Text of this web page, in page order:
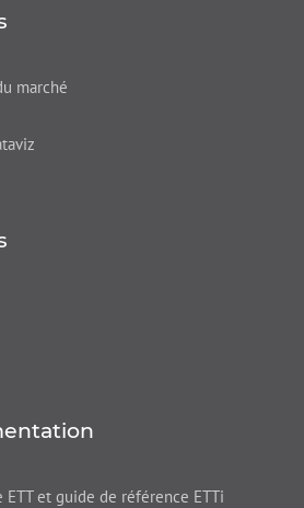
marché
et guide de référence ETTi